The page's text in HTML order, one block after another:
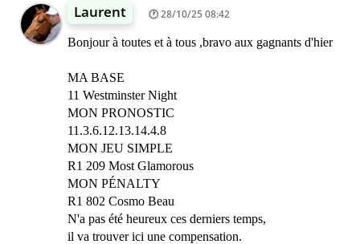
Laurent 28/10/25 08:42
Bonjour à toutes et à tous ,bravo aux gagnants d'hier
MA BASE
11 Westminster Night
MON PRONOSTIC
11.3.6.12.13.14.4.8
MON JEU SIMPLE
R1 209 Most Glamorous
MON PÉNALTY
R1 802 Cosmo Beau
N'a pas été heureux ces derniers temps,
il va trouver ici une compensation.